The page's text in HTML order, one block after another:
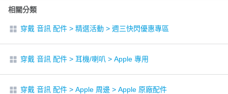
相關分類
穿戴 音訊 配件 > 精選活動 > 週三快閃優惠專區
穿戴 音訊 配件 > 耳機/喇叭 > Apple 專用
穿戴 音訊 配件 > Apple 周邊 > Apple 原廠配件